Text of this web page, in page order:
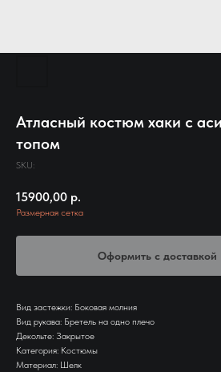
Атласный костюм хаки с
топом
SKU:
15900,00 р.
Размерная сетка
Оформить с доставкой
Вид застежки: Боковая молния
Вид рукава: Бретель на одно плечо
Декольте: Закрытое
Категория: Костюмы
Материал: Шелк